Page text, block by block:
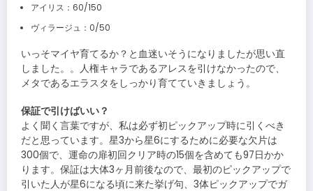
アイリス：60/150
ヴィラージュ：0/50
いっそマイヤ育てるか？と血迷いそうになりましたが思い直
しました。。人権キャラであるアレスを引けなかったので、
メタであるエラスタをしっかり育てていきましょう。
保証で引けばいい？
よく聞く言葉ですが、私は必ず初ピックアップ時に引くべき
だと思っています。星3から星6にするために必要な欠片は
300個で、運命の扉初回クリア時の15個を含めても97日かか
ります。保証は大体3ヶ月前後なので、最初のピックアップで
引いた人が星6になる頃に来た挙げ句、3体ピックアップでガ